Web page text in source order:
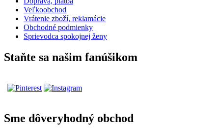
Veľkoobchod
Vrátenie zboží, reklamácie
Obchodné podmienky
Sprievodca spokojnej ženy
Staňte sa našim fanúšikom
Sme dôveryhodný obchod